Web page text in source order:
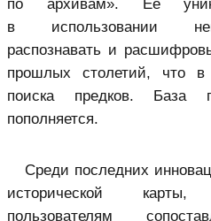
по архивам». Ее
в использовании
распознавать и
прошлых столетий, что в
поиска предков. База
пополняется.
Среди последних
исторической
пользователям